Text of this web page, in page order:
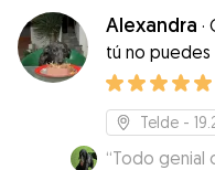
que nos
informados
diario,
Santiago
Alexandra ·
tú no puedes
Telde -
“Todo genial